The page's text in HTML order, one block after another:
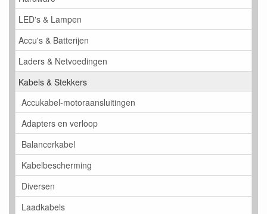
LED's & Lampen
Accu's & Batterijen
Laders & Netvoedingen
Kabels & Stekkers
Accukabel-motoraansluitingen
Adapters en verloop
Balancerkabel
Kabelbescherming
Diversen
Laadkabels